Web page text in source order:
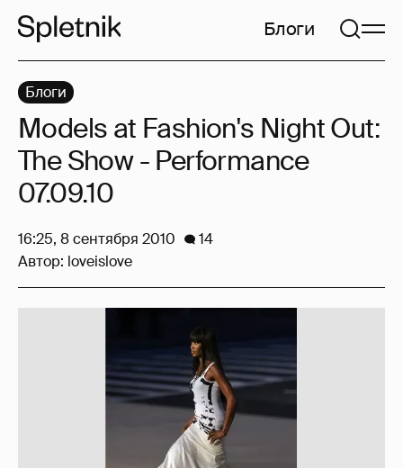
Блоги
Блоги
Models at Fashion's Night Out:
The Show - Performance
07.09.10
16:25, 8 сентября 2010
14
Автор: loveislove